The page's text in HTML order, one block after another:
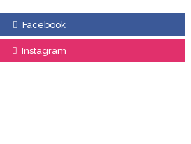
Facebook
Instagram